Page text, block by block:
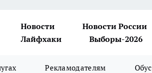
Новости Новости России
Лайфхаки
Выборы-2026
Рекламодателям